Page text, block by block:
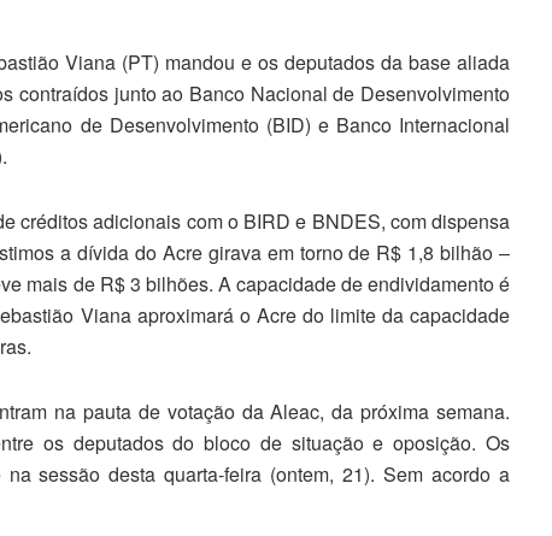
Viana (PT) mandou e os deputados da base aliada
contraídos junto ao Banco Nacional de Desenvolvimento
de Desenvolvimento (BID) e Banco Internacional
créditos adicionais com o BIRD e BNDES, com dispensa
a dívida do Acre girava em torno de R$ 1,8 bilhão –
mais de R$ 3 bilhões. A capacidade de endividamento é
Viana aproximará o Acre do limite da capacidade
na pauta de votação da Aleac, da próxima semana.
os deputados do bloco de situação e oposição. Os
sessão desta quarta-feira (ontem, 21). Sem acordo a